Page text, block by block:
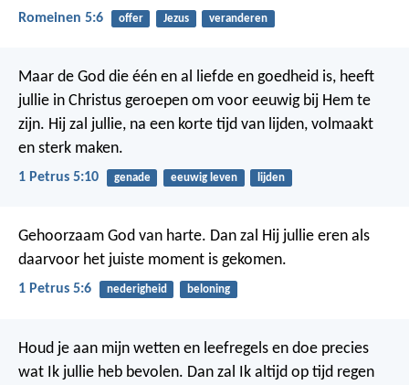
Romeinen 5:6 offer Jezus veranderen
Maar de God die één en al liefde en goedheid is, heeft
jullie in Christus geroepen om voor eeuwig bij Hem te
zijn. Hij zal jullie, na een korte tijd van lijden, volmaakt
en sterk maken.
1 Petrus 5:10 genade eeuwig leven lijden
Gehoorzaam God van harte. Dan zal Hij jullie eren als
daarvoor het juiste moment is gekomen.
1 Petrus 5:6 nederigheid beloning
Houd je aan mijn wetten en leefregels en doe precies
wat Ik jullie heb bevolen. Dan zal Ik altijd op tijd regen